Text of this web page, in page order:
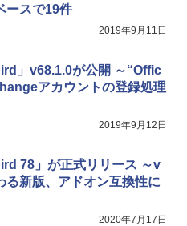
ースで19件
2019年9月11日
」v68.1.0が公開 ～“Offic
アカウントの登録処理
2019年9月12日
78」が正式リリース ～v
る新版、アドオン互換性に
2020年7月17日